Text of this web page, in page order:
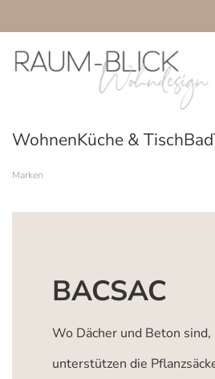
WohnenKüche & TischBad
Marken
BACSAC
Wo Dächer und Beton sind,
unterstützen die